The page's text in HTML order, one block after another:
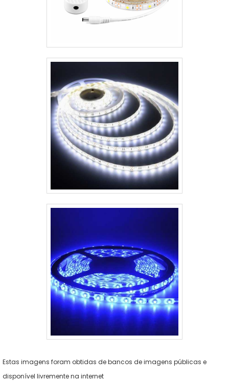
Estas imagens foram obtidas de bancos de imagens públicas e
disponível livremente na internet